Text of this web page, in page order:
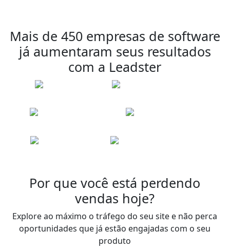
Mais de 450 empresas de software
já aumentaram seus resultados
com a Leadster
Por que você está perdendo
vendas hoje?
Explore ao máximo o tráfego do seu site e não perca
oportunidades que já estão engajadas com o seu
produto